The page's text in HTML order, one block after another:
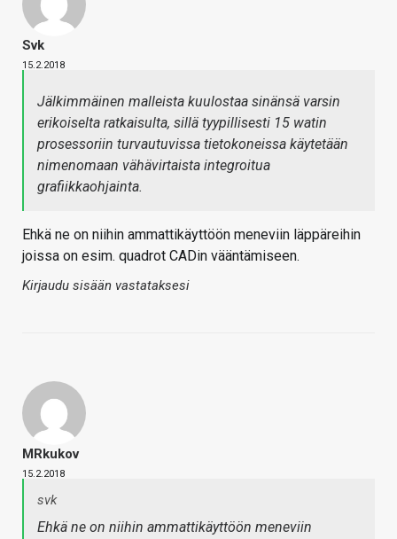
Svk
15.2.2018
Jälkimmäinen malleista kuulostaa sinänsä varsin
erikoiselta ratkaisulta, sillä tyypillisesti 15 watin
prosessoriin turvautuvissa tietokoneissa käytetään
nimenomaan vähävirtaista integroitua
grafiikkaohjainta.
Ehkä ne on niihin ammattikäyttöön meneviin läppäreihin
joissa on esim. quadrot CADin vääntämiseen.
Kirjaudu sisään vastataksesi
MRkukov
15.2.2018
svk
Ehkä ne on niihin ammattikäyttöön meneviin